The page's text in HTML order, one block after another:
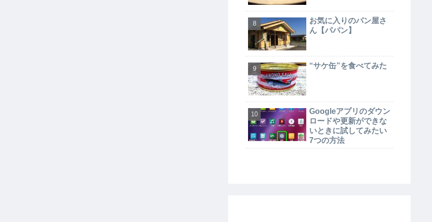
お気に入りのパン屋さ
ん【パパン】
“サケ缶”を食べてみた
Googleアプリのダウン
ロードや更新ができな
いときに試してみたい
7つの方法